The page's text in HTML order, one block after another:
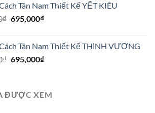
là:
895,000₫.
tại
là:
Tân Nam Thiết Kế YẾT KIÊU
₫ Giá
790,000₫.
695,000₫Giá
là:
695,000₫.
Tân Nam Thiết Kế THỊNH VƯỢNG
₫ Giá
790,000₫.
695,000₫Giá
là:
ĐƯỢC XEM